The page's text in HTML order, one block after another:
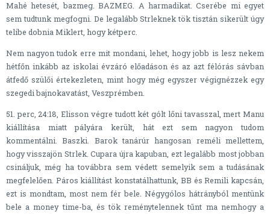
Mahé hetesét, bazmeg. BAZMEG. A harmadikat. Cserébe mi egyet
sem tudtunk megfogni. De legalább Strleknek tök tisztán sikerült úgy
telibe dobnia Miklert, hogy kétperc.
Nem nagyon tudok erre mit mondani, lehet, hogy jobb is lesz nekem
hétfőn inkább az iskolai évzáró előadáson és az azt félórás sávban
átfedő szülői értekezleten, mint hogy még egyszer végignézzek egy
szegedi bajnokavatást, Veszprémben.
51. perc, 24:18, Elisson végre tudott két gólt lőni tavasszal, mert Manu
kiállítása miatt pályára került, hát ezt sem nagyon tudom
kommentálni. Baszki. Barok tanárúr hangosan reméli mellettem,
hogy visszajön Strlek. Cupara újra kapuban, ezt legalább most jobban
csináljuk, még ha továbbra sem védett semelyik sem a tudásának
megfelelően. Páros kiállítást konstatálhattunk, BB és Remili kapcsán,
ezt is mondtam, most nem fér bele. Négygólos hátrányból mentünk
bele a money time-ba, és tök reménytelennek tűnt ma nemhogy a